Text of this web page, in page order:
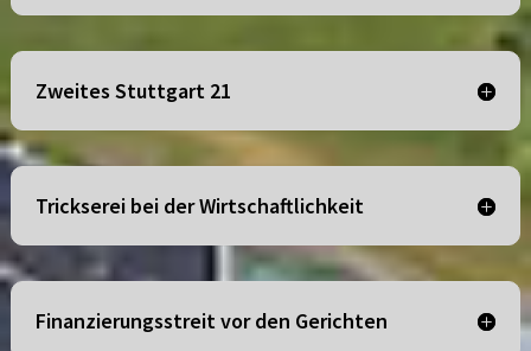
Zweites Stuttgart 21
Trickserei bei der Wirtschaftlichkeit
Finanzierungsstreit vor den Gerichten